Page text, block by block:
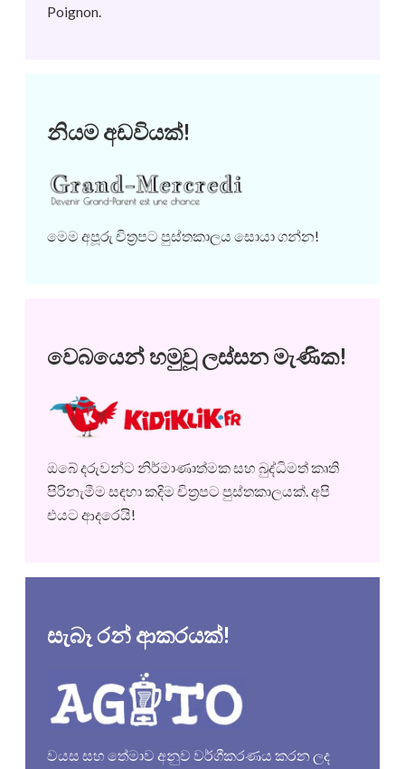
Poignon.
නියම අඩවියක්!
මෙම අපූරු චිත්‍රපට පුස්තකාලය සොයා ගන්න!
වෙබයෙන් හමුවූ ලස්සන මැණික!
ඔබේ දරුවන්ට නිර්මාණාත්මක සහ බුද්ධිමත් කෘති
පිරිනැමීම සඳහා කදිම චිත්‍රපට පුස්තකාලයක්. අපි
එයට ආදරෙයි!
සැබෑ රන් ආකරයක්!
වයස සහ තේමාව අනුව වර්ගීකරණය කරන ලද